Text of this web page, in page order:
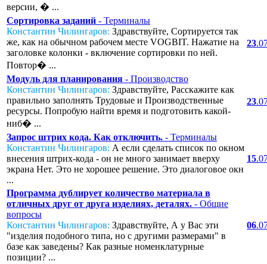
версии, � ...
Сортировка заданий - Терминалы
Константин Чилингаров: Здравствуйте, Сортируется так
же, как на обычном рабочем месте VOGBIT. Нажатие на
заголовке колонки - включение сортировки по ней.
Повтор� ...
23
Модуль для планирования - Производство
Константин Чилингаров: Здравствуйте, Расскажите как
правильно заполнять Трудовые и Производственные
ресурсы. Попробую найти время и подготовить какой-
ниб� ...
23
Запрос штрих кода. Как отключить. - Терминалы
Константин Чилингаров: А если сделать список по окном
внесения штрих-кода - он не много занимает вверху
экрана Нет. Это не хорошее решение. Это диалоговое окн
...
15
Программа дублирует количество материала в
отличных друг от друга изделиях, деталях. - Общие
вопросы
Константин Чилингаров: Здравствуйте, А у Вас эти
"изделия подобного типа, но с другими размерами" в
базе как заведены? Как разные номенклатурные
позиции? ...
06